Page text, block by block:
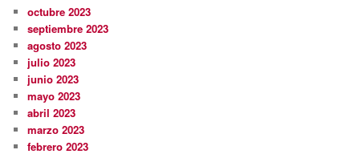
octubre 2023
septiembre 2023
agosto 2023
julio 2023
junio 2023
mayo 2023
abril 2023
marzo 2023
febrero 2023